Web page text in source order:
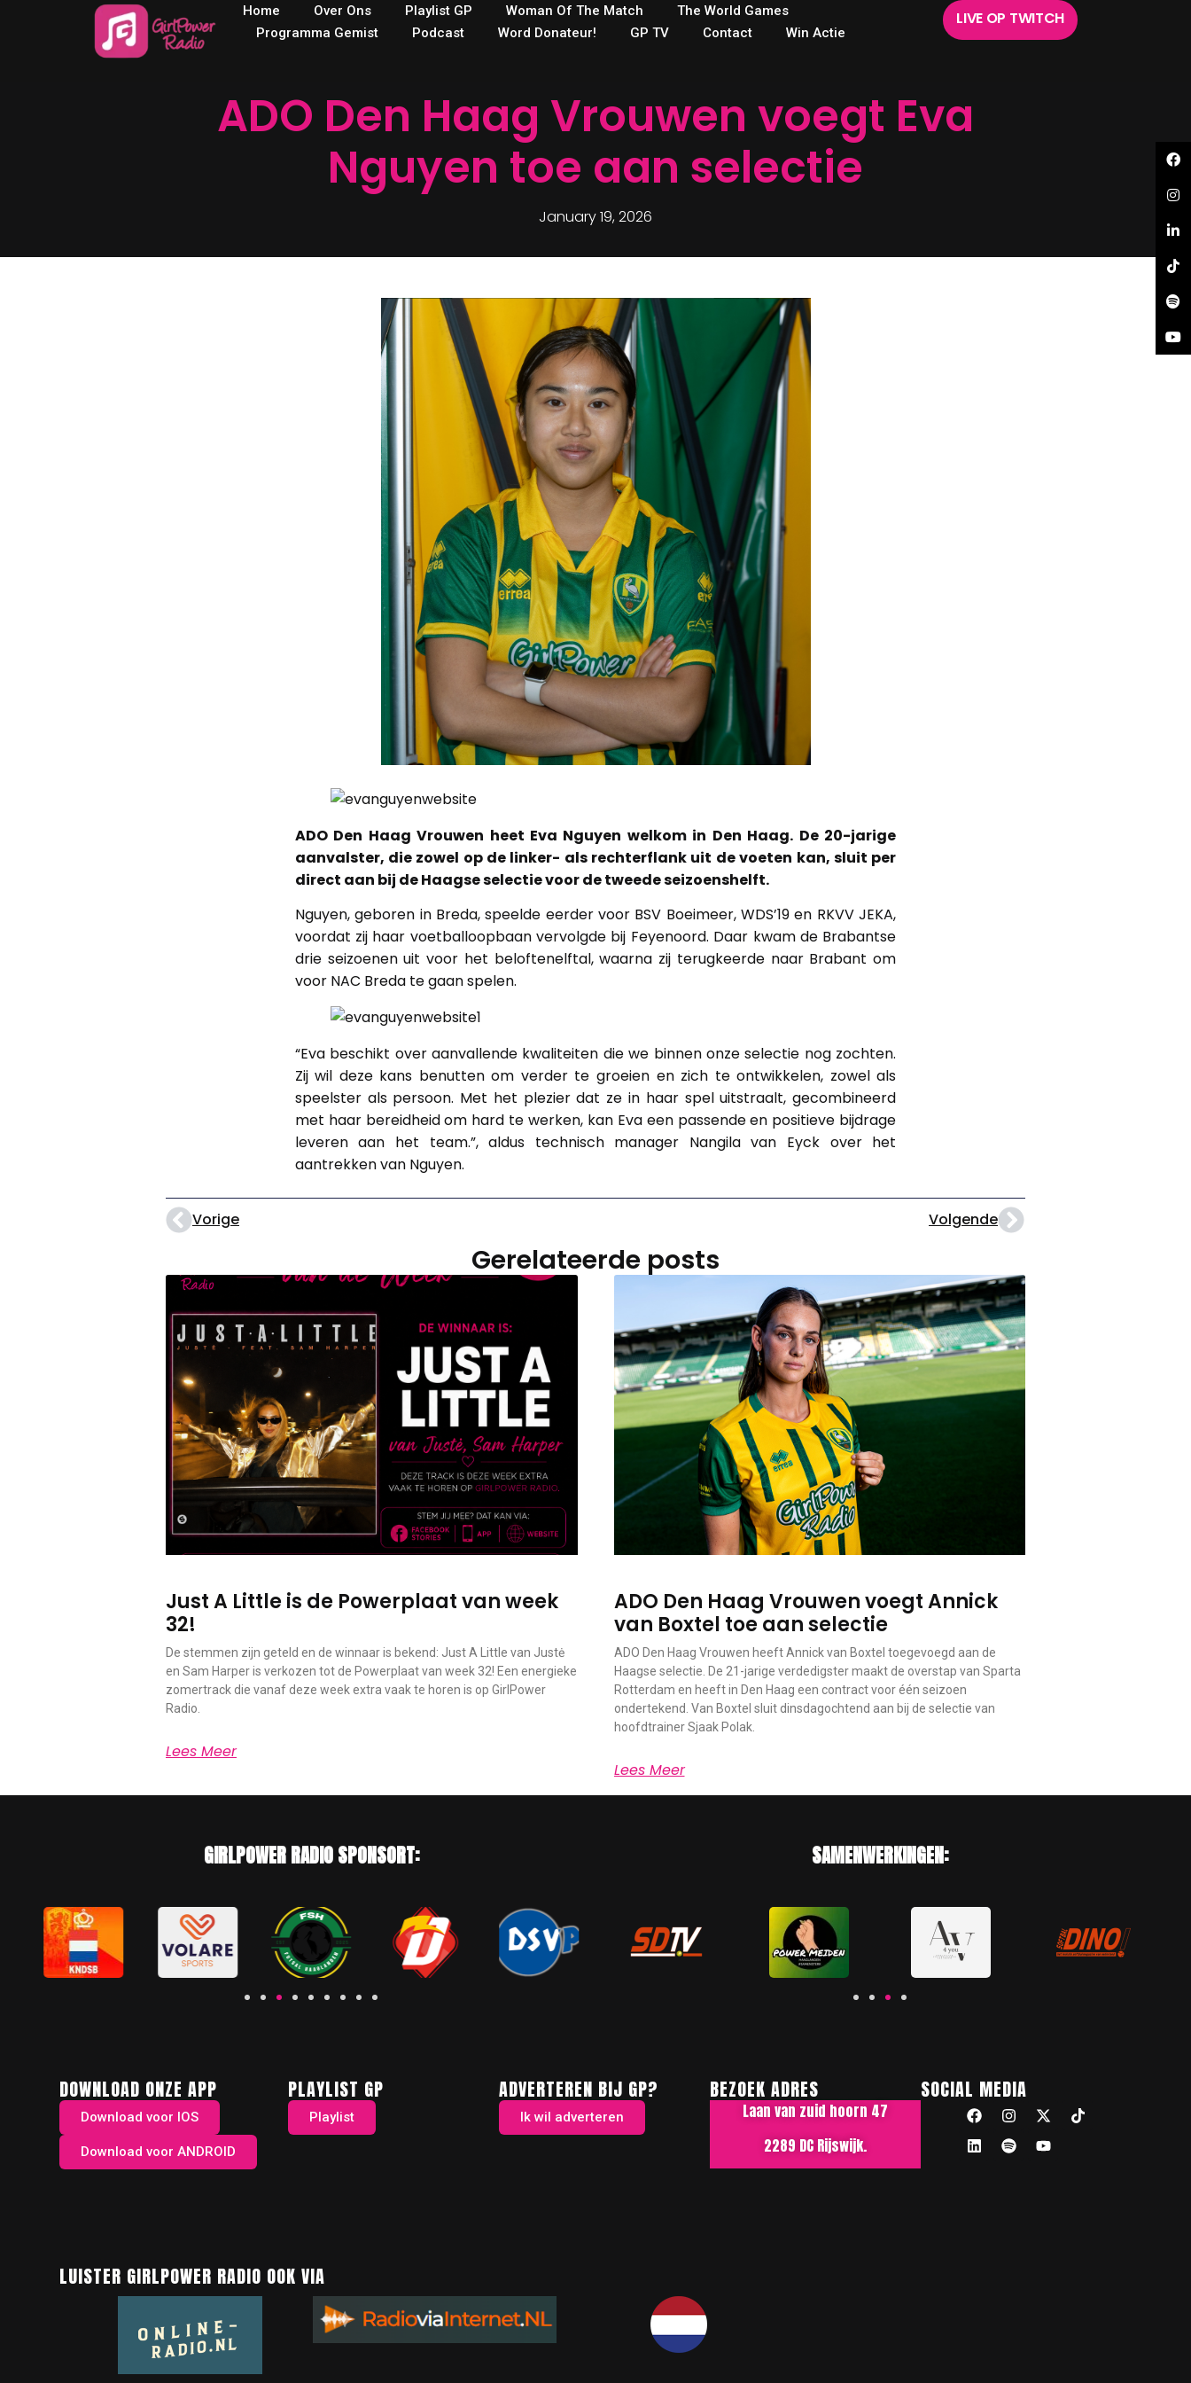
Home Over Ons Playlist GP Woman Of The Match
The World Games
Programma Gemist
Podcast Word Donateur! GP TV Contact Win Actie
LIVE OP TWITCH
ADO Den Haag Vrouwen voegt Eva
Nguyen toe aan selectie
January 19, 2026
ADO Den Haag Vrouwen heet Eva Nguyen welkom in Den Haag. De 20-jarige
aanvalster, die zowel op de linker- als rechterflank uit de voeten kan, sluit per
direct aan bij de Haagse selectie voor de tweede seizoenshelft.
Nguyen, geboren in Breda, speelde eerder voor BSV Boeimeer, WDS’19 en RKVV JEKA,
voordat zij haar voetballoopbaan vervolgde bij Feyenoord. Daar kwam de Brabantse
drie seizoenen uit voor het beloftenelftal, waarna zij terugkeerde naar Brabant om
voor NAC Breda te gaan spelen.
“Eva beschikt over aanvallende kwaliteiten die we binnen onze selectie nog zochten.
Zij wil deze kans benutten om verder te groeien en zich te ontwikkelen, zowel als
speelster als persoon. Met het plezier dat ze in haar spel uitstraalt, gecombineerd
met haar bereidheid om hard te werken, kan Eva een passende en positieve bijdrage
leveren aan het team.”, aldus technisch manager Nangila van Eyck over het
aantrekken van Nguyen.
Vorige Volgende
Gerelateerde posts
Just A Little is de Powerplaat van week
32!
De stemmen zijn geteld en de winnaar is bekend: Just A Little van Justė
en Sam Harper is verkozen tot de Powerplaat van week 32! Een energieke
zomertrack die vanaf deze week extra vaak te horen is op GirlPower
Radio.
Lees Meer
ADO Den Haag Vrouwen voegt Annick
van Boxtel toe aan selectie
ADO Den Haag Vrouwen heeft Annick van Boxtel toegevoegd aan de
Haagse selectie. De 21-jarige verdedigster maakt de overstap van Sparta
Rotterdam en heeft in Den Haag een contract voor één seizoen
ondertekend. Van Boxtel sluit dinsdagochtend aan bij de selectie van
hoofdtrainer Sjaak Polak.
Lees Meer
GIRLPOWER RADIO SPONSORT: SAMENWERKINGEN:
DOWNLOAD ONZE APP
Download voor IOS
Download voor ANDROID
PLAYLIST GP
Playlist
ADVERTEREN BIJ GP?
Ik wil adverteren
BEZOEK ADRES
Laan van zuid hoorn 47
2289 DC Rijswijk.
SOCIAL MEDIA
LUISTER GIRLPOWER RADIO OOK VIA